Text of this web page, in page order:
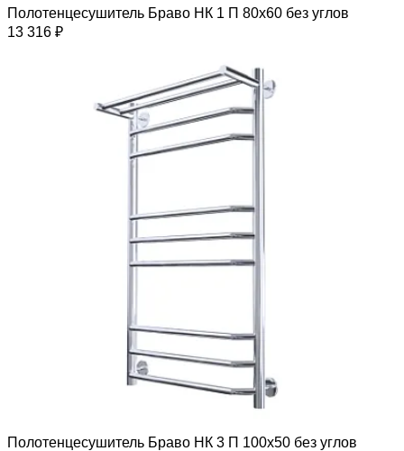
Полотенцесушитель Браво НК 1 П 80х60 без углов
13 316 ₽
Полотенцесушитель Браво НК 3 П 100х50 без углов